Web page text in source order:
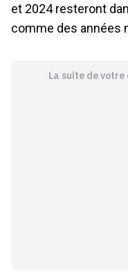
et 2024 resteront
comme des années
La suite de